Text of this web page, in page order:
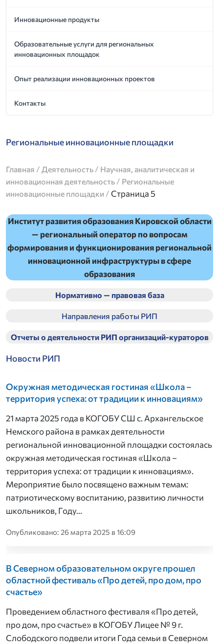
Инновационные продукты
Образовательные услуги для региональных
инновационных площадок
Опыт реализации инновационных проектов
Контакты
Региональные инновационные площадки
Главная / Деятельность / Научная, аналитическая и
инновационная деятельность / Региональные
инновационные площадки /Страница 5
Институт развития образования Кировской области
— региональный оператор по вопросам
формирования и функционирования региональной
инновационной инфраструктуры в сфере
образования
Нормативно — правовая база
Направления работы РИП
Отчеты о деятельности РИП организаций-кураторов
Новости РИП
Окружная методическая гостиная «Школа –
территория успеха: от традиции к инновациям»
21 марта 2025 года в КОГОБУ СШ с. Архангельское
Немского района в рамках деятельности
региональной инновационной площадки состоялась
окружная методическая гостиная «Школа –
территория успеха: от традиции к инновациям».
Мероприятие было посвящено важным темам:
патриотическому воспитанию, развитию личности
школьников, Году…
Опубликовано: 26 марта 2025 в 16:09
В Северном образовательном округе прошел
областной фестиваль «Про детей, про дом, про
счастье»
Проведением областного фестиваля «Про детей,
про дом, про счастье» в КОГОБУ Лицее № 9 г.
Слободского подвели итоги Года семьи в Северном